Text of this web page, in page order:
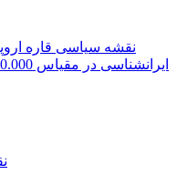
نقشه سیاسی قاره